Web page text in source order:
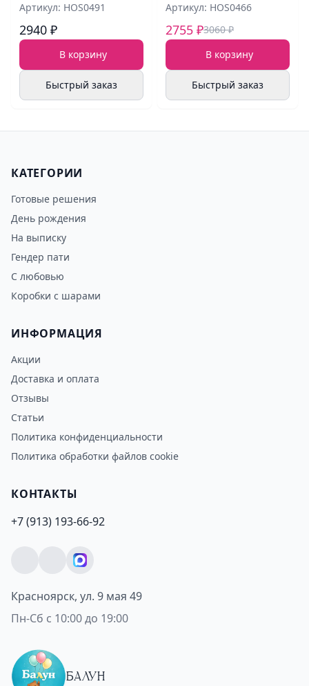
Артикул: HOS0491
2940 ₽
В корзину
Быстрый заказ
Артикул: HOS0466
2755 ₽3060 ₽
В корзину
Быстрый заказ
КАТЕГОРИИ
Готовые решения
День рождения
На выписку
Гендер пати
С любовью
Коробки с шарами
ИНФОРМАЦИЯ
Акции
Доставка и оплата
Отзывы
Статьи
Политика конфиденциальности
Политика обработки файлов cookie
КОНТАКТЫ
+7 (913) 193-66-92
Красноярск, ул. 9 мая 49
Пн-Сб с 10:00 до 19:00
БАЛУН